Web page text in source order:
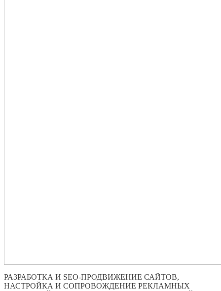
РАЗРАБОТКА И SEO-ПРОДВИЖЕНИЕ САЙТОВ,
НАСТРОЙКА И СОПРОВОЖДЕНИЕ РЕКЛАМНЫХ